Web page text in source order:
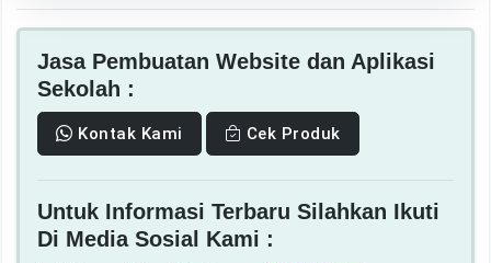
Jasa Pembuatan Website dan Aplikasi
Sekolah :
Kontak Kami Cek Produk
Untuk Informasi Terbaru Silahkan Ikuti
Di Media Sosial Kami :